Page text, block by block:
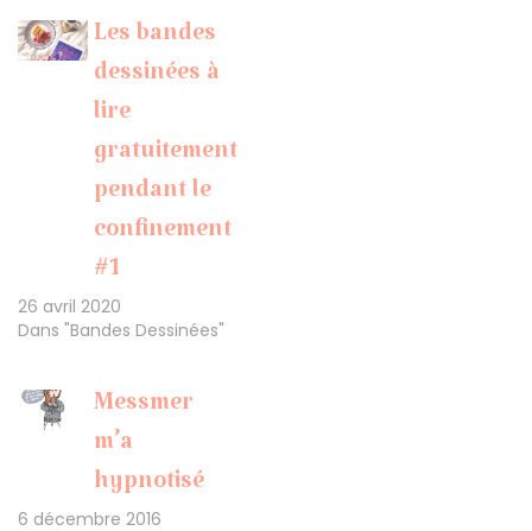
Les bandes
dessinées à
lire
gratuitement
pendant le
confinement
#1
26 avril 2020
Dans "Bandes Dessinées"
Messmer
m’a
hypnotisé
6 décembre 2016